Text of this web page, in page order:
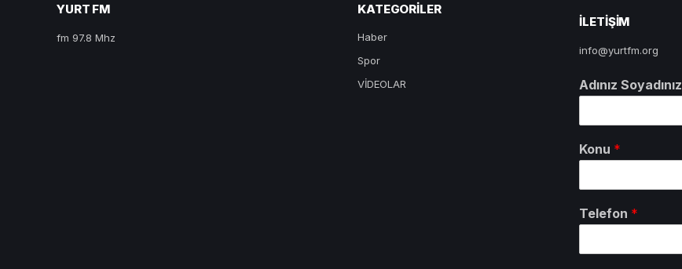
YURT FM
fm 97.8 Mhz
KATEGORILER
Haber
Spor
VİDEOLAR
ILETIŞIM
info@yurtfm.org
Adınız Soyadınız
Konu *
Telefon *